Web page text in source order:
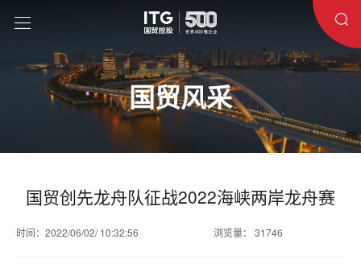
国贸风采
国贸创先龙舟队征战2022海峡两岸龙舟赛
时间：2022/06/02/ 10:32:56 浏览量： 31746